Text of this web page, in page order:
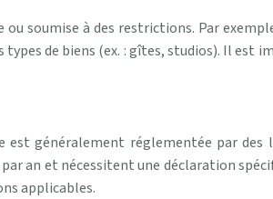
soumise à des restrictions. Par
de biens (ex. : gîtes, studios). Il est
généralement réglementée par
an et nécessitent une déclaration
applicables.